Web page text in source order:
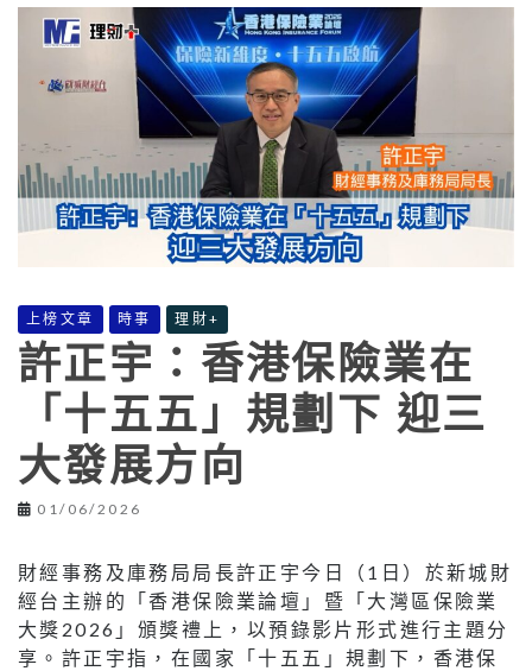
上榜文章 時事 理財+
許正宇：香港保險業在
「十五五」規劃下 迎三
大發展方向
01/06/2026
財經事務及庫務局局長許正宇今日（1日）於新城財
經台主辦的「香港保險業論壇」暨「大灣區保險業
大獎2026」頒獎禮上，以預錄影片形式進行主題分
享。許正宇指，在國家「十五五」規劃下，香港保